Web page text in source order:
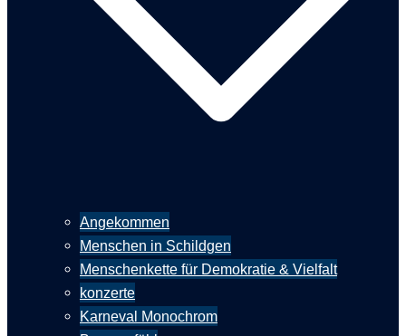
Angekommen
Menschen in Schildgen
Menschenkette für Demokratie & Vielfalt
konzerte
Karneval Monochrom